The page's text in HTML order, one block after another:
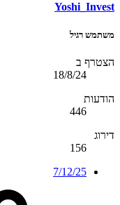
Yoshi_Invest
משתמש רגיל
הצטרף ב
18/8/24
הודעות
446
דירוג
156
7/12/25